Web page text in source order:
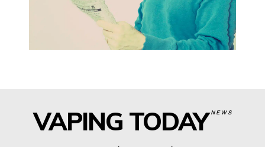
VAPING TODAYNEWS